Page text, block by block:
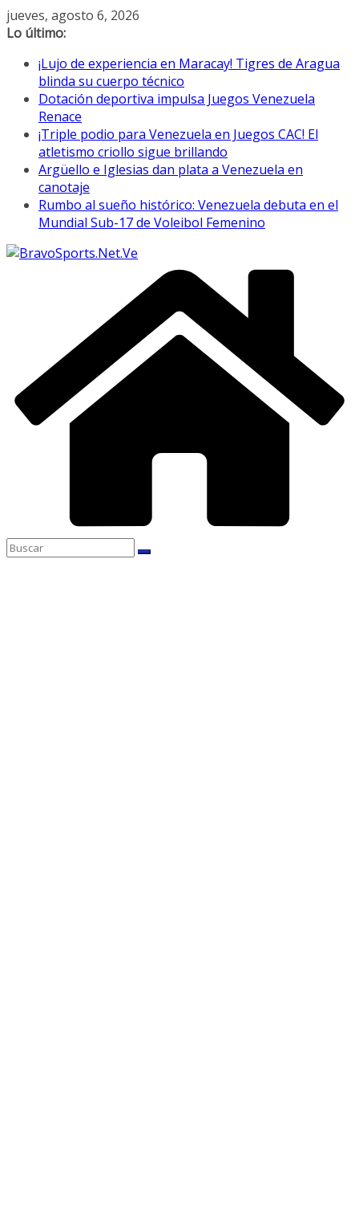
Saltar
al
jueves, agosto 6, 2026
Lo último:
¡Lujo de experiencia en Maracay! Tigres de Aragua
blinda su cuerpo técnico
Dotación deportiva impulsa Juegos Venezuela
Renace
¡Triple podio para Venezuela en Juegos CAC! El
atletismo criollo sigue brillando
Argüello e Iglesias dan plata a Venezuela en
canotaje
Rumbo al sueño histórico: Venezuela debuta en el
Mundial Sub-17 de Voleibol Femenino